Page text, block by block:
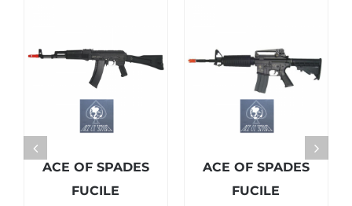
ACE OF SPADES
FUCILE
ACE OF SPADES
FUCILE